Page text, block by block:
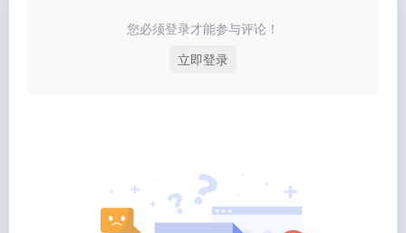
您必须登录才能参与评论！
立即登录